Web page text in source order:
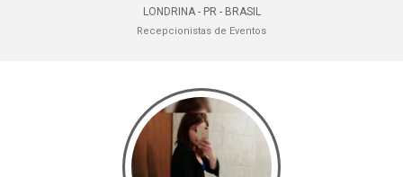
LONDRINA - PR - BRASIL
Recepcionistas de Eventos